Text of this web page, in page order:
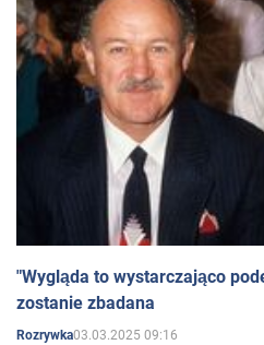
"Wygląda to wystarczająco
zostanie zbadana
Rozrywka03.03.2025 09:16